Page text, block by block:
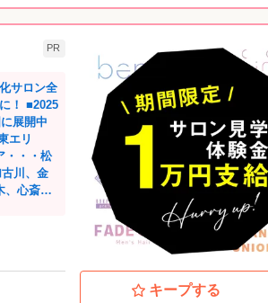
PR
サロン全
展開中
エリ
・・・松
川、金
、心斎
してい
しての先
ートラ
キープする